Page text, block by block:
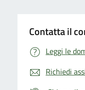
Contatta il
Leggi le
Richiedi